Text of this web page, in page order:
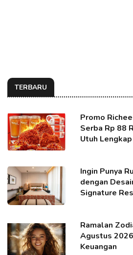
TERBARU
Promo
Serba Rp 88
Utuh
Ingin Punya
dengan
Signature
Ramalan
Agustus
Keuangan